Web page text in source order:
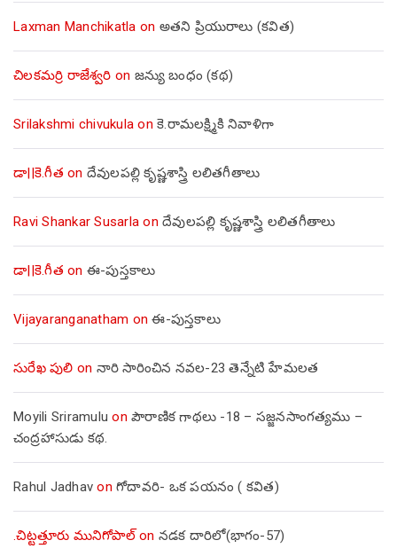
Laxman Manchikatla on అతని ప్రియురాలు (కవిత)
చిలకమర్రి రాజేశ్వరి on జన్యు బంధం (కథ)
Srilakshmi chivukula on కె.రామలక్ష్మికి నివాళిగా
డా||కె.గీత on దేవులపల్లి కృష్ణశాస్త్రి లలితగీతాలు
Ravi Shankar Susarla on దేవులపల్లి కృష్ణశాస్త్రి లలితగీతాలు
డా||కె.గీత on ఈ-పుస్తకాలు
Vijayaranganatham onఈ-పుస్తకాలు
సురేఖ పులి on నారి సారించిన నవల-23 తెన్నేటి హేమలత
Moyili Sriramulu on పౌరాణిక గాథలు -18 – సజ్జనసాంగత్యము –
చంద్రహాసుడు కథ.
Rahul Jadhav on గోదావరి- ఒక పయనం ( కవిత)
.చిట్టత్తూరు మునిగోపాల్on నడక దారిలో(భాగం-57)